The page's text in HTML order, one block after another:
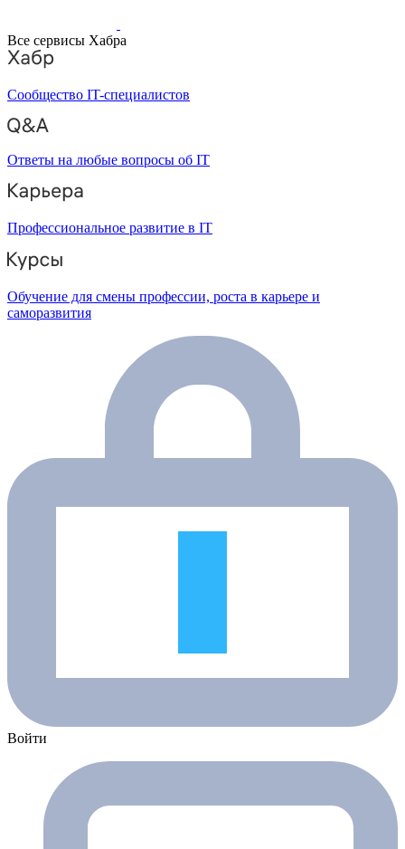
Все сервисы Хабра
Сообщество IT-специалистов
Ответы на любые вопросы об IT
Профессиональное развитие в IT
Обучение для смены профессии, роста в карьере и
саморазвития
Войти